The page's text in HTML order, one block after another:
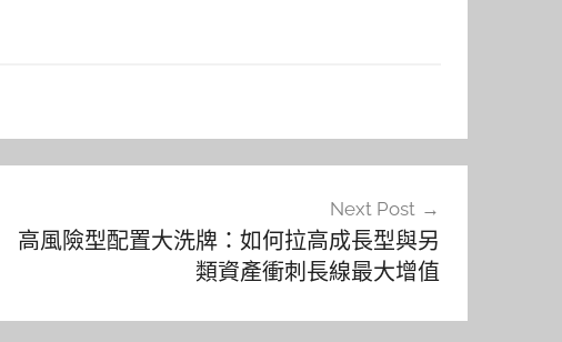
Next Post
高風險型配置大洗牌：如何拉高成長型與另
類資產衝刺長線最大增值